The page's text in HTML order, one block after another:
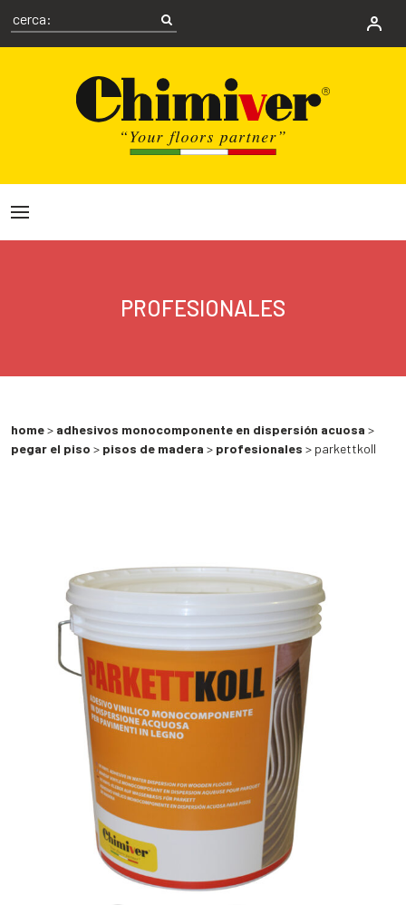
PROFESIONALES
home> adhesivos monocomponente en dispersión acuosa >
pegar el piso > pisos de madera > profesionales > parkettkoll